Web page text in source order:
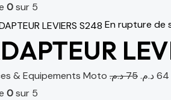
0sur 5
En rupture de
& Equipements Moto 75د.م. 64د.م.
0sur 5